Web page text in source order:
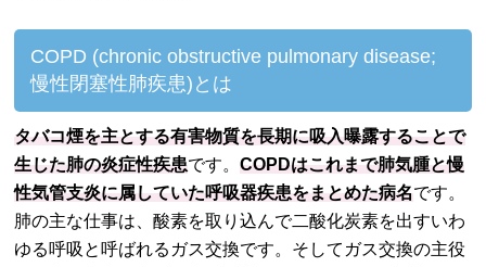
COPD (chronic obstructive pulmonary disease;
慢性閉塞性肺疾患)とは
タバコ煙を主とする有害物質を長期に吸入曝露することで
生じた肺の炎症性疾患です。COPDはこれまで肺気腫と慢
性気管支炎に属していた呼吸器疾患をまとめた病名です。
肺の主な仕事は、酸素を取り込んで二酸化炭素を出すいわ
ゆる呼吸と呼ばれるガス交換です。そしてガス交換の主役